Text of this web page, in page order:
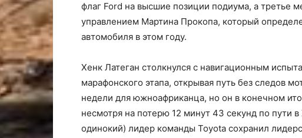
флаг Ford на высшие позиции подиума, а третье
управлением Мартина Прокопа, который
автомобиля в этом году.
Хенк Латеган столкнулся с навигационным
марафонского этапа, открывая путь без следов
недели для южноафриканца, но он в конечном
несмотря на потерю 12 минут 43 секунд по пути
одинокий) лидер команды Toyota сохранил